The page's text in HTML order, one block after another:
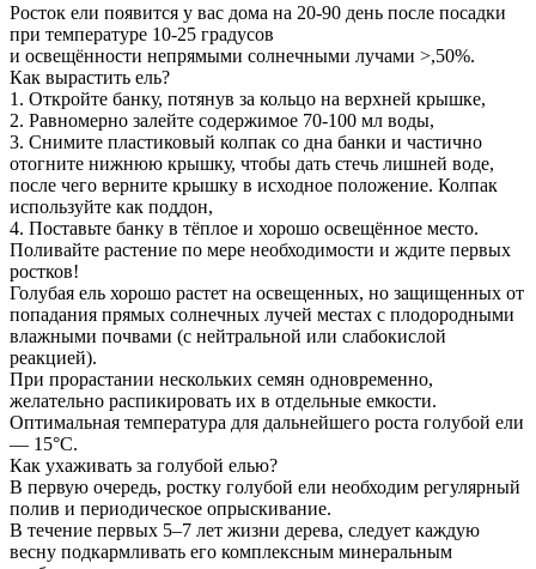
Росток ели появится у вас дома на 20-90 день после посадки
при температуре 10-25 градусов
и освещённости непрямыми солнечными лучами >,50%.
Как вырастить ель?
1. Откройте банку, потянув за кольцо на верхней крышке,
2. Равномерно залейте содержимое 70-100 мл воды,
3. Снимите пластиковый колпак со дна банки и частично
отогните нижнюю крышку, чтобы дать стечь лишней воде,
после чего верните крышку в исходное положение. Колпак
используйте как поддон,
4. Поставьте банку в тёплое и хорошо освещённое место.
Поливайте растение по мере необходимости и ждите первых
ростков!
Голубая ель хорошо растет на освещенных, но защищенных от
попадания прямых солнечных лучей местах с плодородными
влажными почвами (с нейтральной или слабокислой
реакцией).
При прорастании нескольких семян одновременно,
желательно распикировать их в отдельные емкости.
Оптимальная температура для дальнейшего роста голубой ели
— 15°C.
Как ухаживать за голубой елью?
В первую очередь, ростку голубой ели необходим регулярный
полив и периодическое опрыскивание.
В течение первых 5–7 лет жизни дерева, следует каждую
весну подкармливать его комплексным минеральным